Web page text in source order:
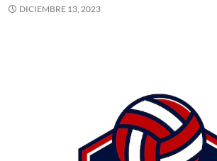
DICIEMBRE 13, 2023